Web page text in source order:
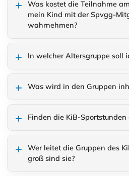
Was kostet die Teilnahme
mein Kind mit der Spvgg-
wahrnehmen?
In welcher Altersgruppe soll
Was wird in den Gruppen
Finden die KiB-
Wer leitet die Gruppen des
groß sind sie?